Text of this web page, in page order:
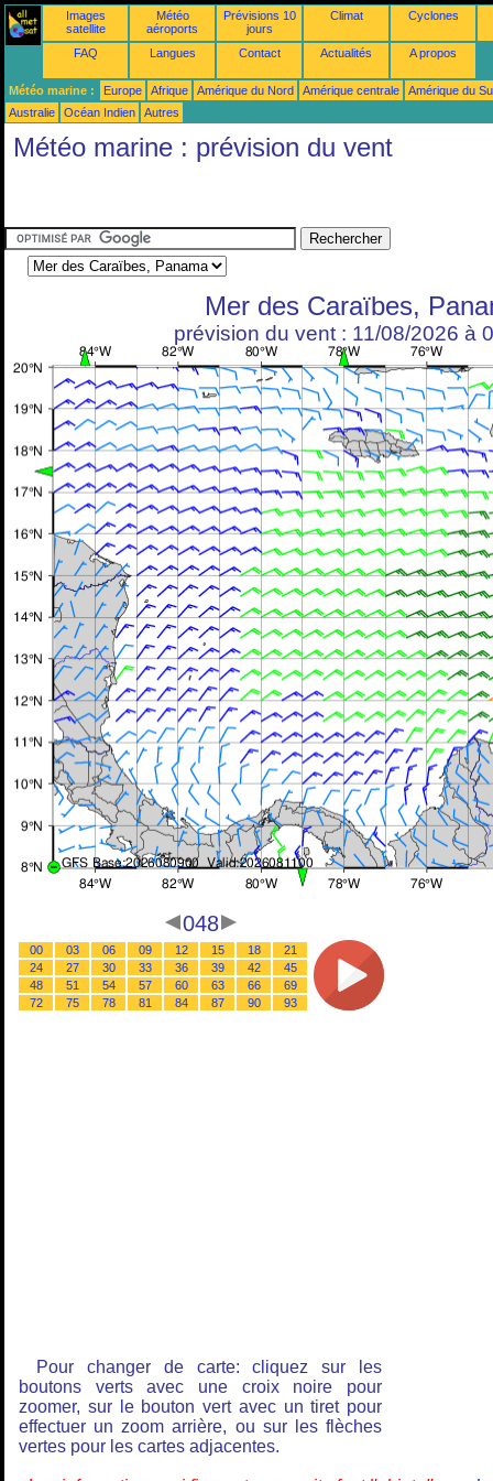
Images
satellite
Météo
aéroports
Prévisions 10
jours
Climat Cyclones
FAQ Langues Contact Actualités A propos
Météo marine : Europe Afrique Amérique du Nord Amérique centrale
Amérique du
Australie
Océan Indien Autres
Météo marine : prévision du vent
Mer des Caraïbes,
prévision du vent : 11/08/2026 à
048
00 03 06 09 12 15 18
21
24
27 30 33 36 39 42
45
48
51 54 57 60 63 66
69
72
75 78 81 84 87 90 93
Pour changer de carte: cliquez sur les
boutons verts avec une croix noire pour
zoomer, sur le bouton vert avec un tiret pour
effectuer un zoom arrière, ou sur les flèches
vertes pour les cartes adjacentes.